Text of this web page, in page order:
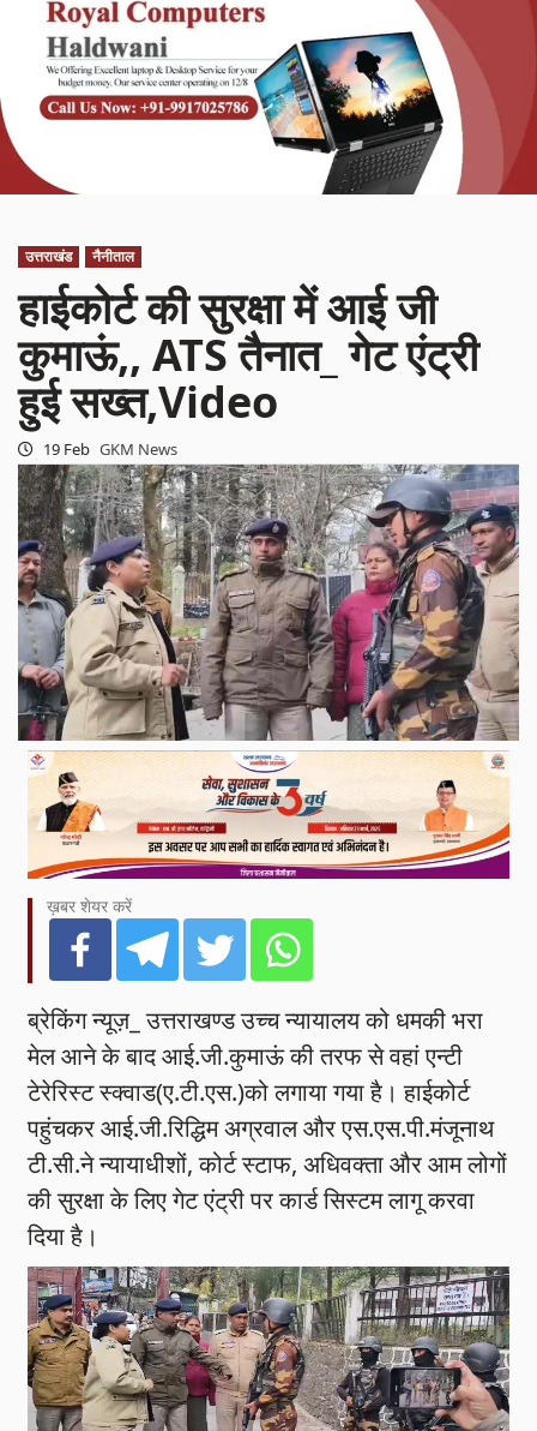
उत्तराखंड नैनीताल
हाईकोर्ट की सुरक्षा में आई जी
कुमाऊं,, ATS तैनात_ गेट एंट्री
हुई सख्त,Video
19 Feb GKM News
ख़बर शेयर करें
ब्रेकिंग न्यूज़_ उत्तराखण्ड उच्च न्यायालय को धमकी भरा
मेल आने के बाद आई.जी.कुमाऊं की तरफ से वहां एन्टी
टेरेरिस्ट स्क्वाड(ए.टी.एस.)को लगाया गया है। हाईकोर्ट
पहुंचकर आई.जी.रिद्धिम अग्रवाल और एस.एस.पी.मंजूनाथ
टी.सी.ने न्यायाधीशों, कोर्ट स्टाफ, अधिवक्ता और आम लोगों
की सुरक्षा के लिए गेट एंट्री पर कार्ड सिस्टम लागू करवा
दिया है।